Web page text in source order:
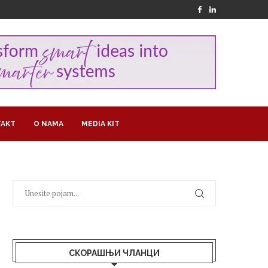
O NAMA MEDIA KIT
СКОРАШЊИ ЧЛАНЦИ